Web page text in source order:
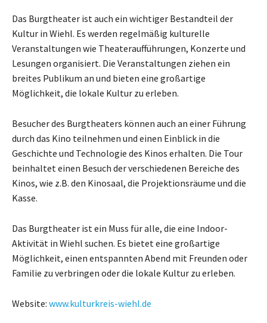
Das Burgtheater ist auch ein wichtiger Bestandteil der
Kultur in Wiehl. Es werden regelmäßig kulturelle
Veranstaltungen wie Theateraufführungen, Konzerte und
Lesungen organisiert. Die Veranstaltungen ziehen ein
breites Publikum an und bieten eine großartige
Möglichkeit, die lokale Kultur zu erleben.
Besucher des Burgtheaters können auch an einer Führung
durch das Kino teilnehmen und einen Einblick in die
Geschichte und Technologie des Kinos erhalten. Die Tour
beinhaltet einen Besuch der verschiedenen Bereiche des
Kinos, wie z.B. den Kinosaal, die Projektionsräume und die
Kasse.
Das Burgtheater ist ein Muss für alle, die eine Indoor-
Aktivität in Wiehl suchen. Es bietet eine großartige
Möglichkeit, einen entspannten Abend mit Freunden oder
Familie zu verbringen oder die lokale Kultur zu erleben.
Website: www.kulturkreis-wiehl.de